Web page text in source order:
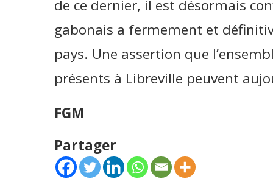
de ce dernier, il est désormais
gabonais a fermement et
pays. Une assertion que
présents à Libreville peuvent
FGM
Partager